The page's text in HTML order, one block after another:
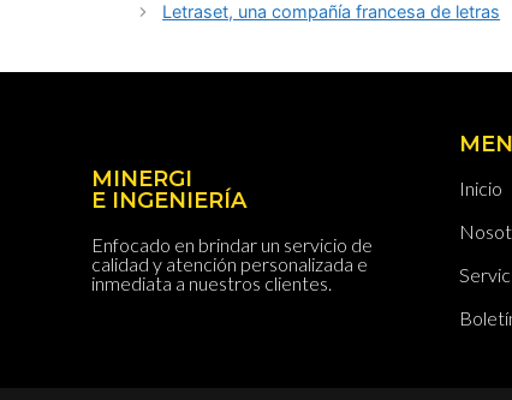
Letraset, una compañía francesa de letras
MINERGI
E INGENIERÍA
Enfocado en brindar un servicio de
calidad y atención personalizada e
inmediata a nuestros clientes.
Inicio